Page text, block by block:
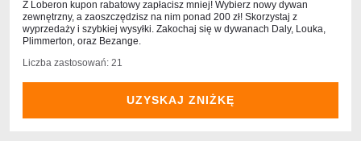
Z Loberon kupon rabatowy zapłacisz mniej! Wybierz nowy dywan
zewnętrzny, a zaoszczędzisz na nim ponad 200 zł! Skorzystaj z
wyprzedaży i szybkiej wysyłki. Zakochaj się w dywanach Daly, Louka,
Plimmerton, oraz Bezange.
Liczba zastosowań: 21
UZYSKAJ ZNIŻKĘ